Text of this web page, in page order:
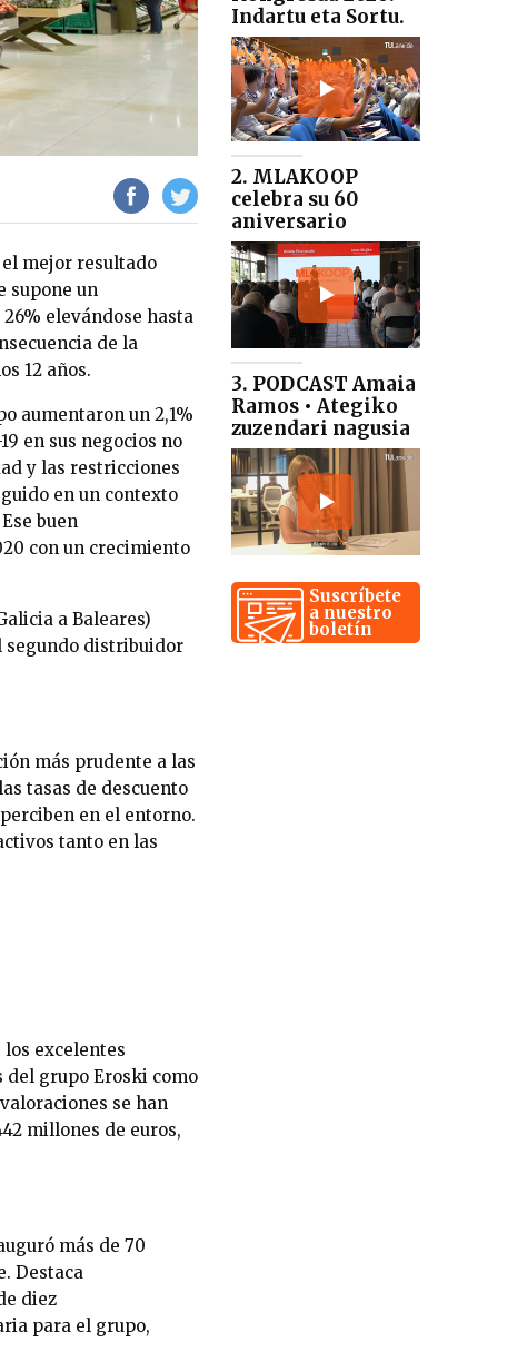
el mejor resultado
supone un
elevándose hasta
de la
12 años.
aumentaron un 2,1%
en sus negocios no
y las restricciones
en un contexto
buen
con un crecimiento
a Baleares)
segundo distribuidor
más prudente a las
tasas de descuento
en el entorno.
tanto en las
excelentes
del grupo Eroski como
se han
millones de euros,
más de 70
Destaca
diez
para el grupo,
Indartu eta Sortu.
2. MLAKOOP
celebra su 60
aniversario
3. PODCAST Amaia
Ramos • Ategiko
zuzendari nagusia
Suscríbete
a nuestro
boletín